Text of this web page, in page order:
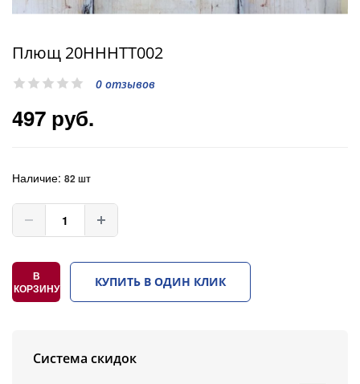
Плющ 20HHHTT002
0 отзывов
497 руб.
Наличие: 82 шт
В
КОРЗИНУ
КУПИТЬ В ОДИН КЛИК
Система скидок